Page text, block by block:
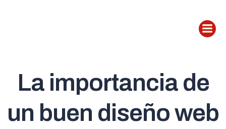
La importancia de
un buen diseño web